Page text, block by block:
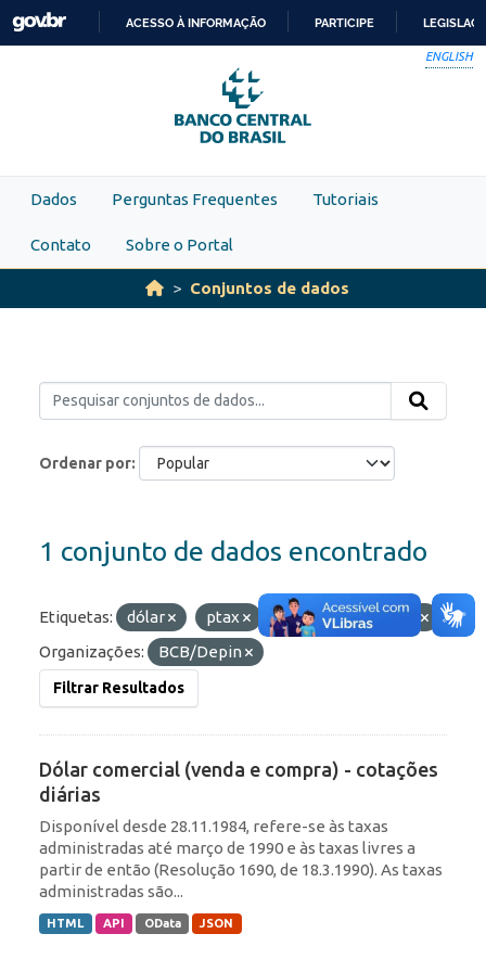
Skip to main content
PARA
O
CONTEÚDO
ACESSO À INFORMAÇÃO PARTICIPE
ENGLISH
Dados Perguntas Frequentes Tutoriais
Contato Sobre o Portal
Conjuntos de dados
Ordenar por
1 conjunto de dados encontrado
Etiquetas: dólar ptax taxas
câmbio
Organizações:
BCB/Depin
Filtrar Resultados
Dólar comercial (venda e compra) - cotações
diárias
Disponível desde 28.11.1984, refere-se às taxas
administradas até março de 1990 e às taxas livres a
partir de então (Resolução 1690, de 18.3.1990). As taxas
administradas são...
HTML API OData JSON